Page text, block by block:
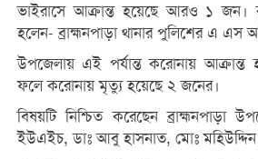
ভাইরাসে আক্রান্ত হয়েছে আরও ১ জন।
হলেন- ব্রাহ্মনপাড়া থানার পুলিশের এ
উপজেলায় এই পর্যান্ত করোনায়
ফলে করোনায় মৃত্যু হয়েছে ২ জনের।
বিষয়টি নিশ্চিত করেছেন ব্রাহ্মনপাড়া
ইউএইচ, ডাঃ আবু হাসনাত, মোঃ